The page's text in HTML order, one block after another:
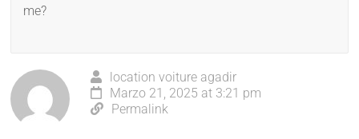
me?
location voiture agadir
Marzo 21, 2025 at 3:21 pm
Permalink